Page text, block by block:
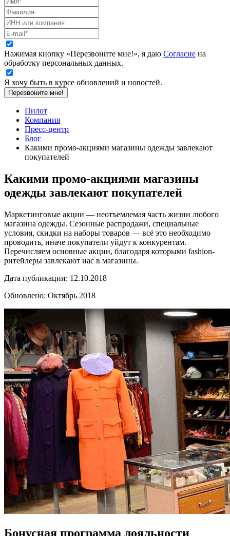
Нажимая кнопку «Перезвоните мне!», я даю Согласие на
обработку персональных данных.
Я хочу быть в курсе обновлений и новостей.
Перезвоните мне!
Пилот
Компания
Пресс-центр
Блог
Какими промо-акциями магазины одежды завлекают
покупателей
Какими промо-акциями магазины
одежды завлекают покупателей
Маркетинговые акции — неотъемлемая часть жизни любого
магазина одежды. Сезонные распродажи, специальные
условия, скидки на наборы товаров — всё это необходимо
проводить, иначе покупатели уйдут к конкурентам.
Перечисляем основные акции, благодаря которыми fashion-
ритейлеры завлекают нас в магазины.
Дата публикации: 12.10.2018
Обновлено: Октябрь 2018
Бонусная программа лояльности